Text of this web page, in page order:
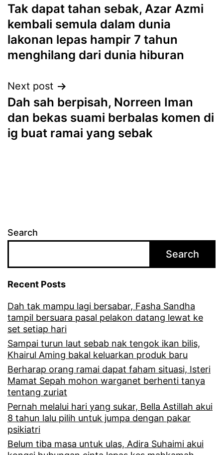
navigation
Tak dapat tahan sebak, Azar Azmi
kembali semula dalam dunia
lakonan lepas hampir 7 tahun
menghilang dari dunia hiburan
Next post
Dah sah berpisah, Norreen Iman
dan bekas suami berbalas komen di
ig buat ramai yang sebak
Search
Search
Recent Posts
Dah tak mampu lagi bersabar, Fasha Sandha
tampil bersuara pasal pelakon datang lewat ke
set setiap hari
Sampai turun laut sebab nak tengok ikan bilis,
Khairul Aming bakal keluarkan produk baru
Berharap orang ramai dapat faham situasi, Isteri
Mamat Sepah mohon warganet berhenti tanya
tentang zuriat
Pernah melalui hari yang sukar, Bella Astillah akui
8 tahun lalu pilih untuk jumpa dengan pakar
psikiatri
Belum tiba masa untuk ulas, Adira Suhaimi akui